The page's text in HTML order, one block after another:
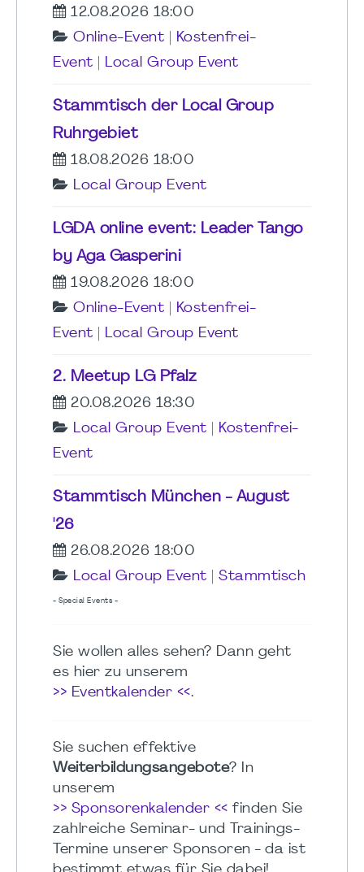
12.08.2026 18:00
Online-Event
Kostenfrei-
Event
Local Group Event
Stammtisch der Local Group
Ruhrgebiet
18.08.2026 18:00
Local Group Event
LGDA online event: Leader Tango
by Aga Gasperini
19.08.2026 18:00
Online-Event
Kostenfrei-
Event
Local Group Event
2. Meetup LG Pfalz
20.08.2026 18:30
Local Group Event
Kostenfrei-
Event
Stammtisch München - August
'26
26.08.2026 18:00
Local Group Event
Stammtisch
- Special Events -
Sie wollen alles sehen? Dann geht
es hier zu unserem
>> Eventkalender <<.
Sie suchen effektive
Weiterbildungsangebote? In
unserem
>> Sponsorenkalender << finden Sie
zahlreiche Seminar- und Trainings-
Termine unserer Sponsoren - da ist